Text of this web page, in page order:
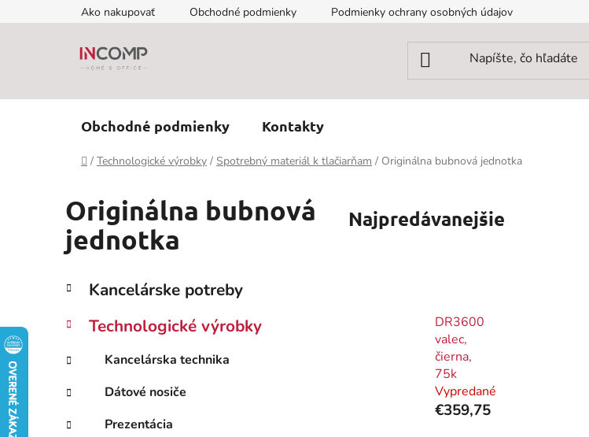
na
Ako nakupovať Obchodné podmienky Podmienky ochrany osobných údajov
Obchodné podmienky Kontakty
Domov
/ Technologické výrobky / Spotrebný materiál k tlačiarňam / Originálna bubnová jednotka
Originálna bubnová
jednotka
B
č
ý
p
a
n
Preskočiť
kategórie
K
a
e
ó
i
e
Kancelárske potreby
Technologické výrobky
Kancelárska technika
Dátové nosiče
Prezentácia
Najpredávanejšie
DR3600
valec,
čierna,
75k
Vypredané
€359,75